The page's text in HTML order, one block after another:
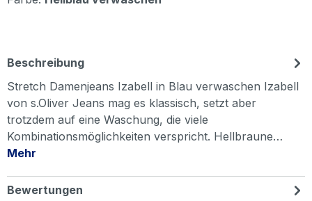
Beschreibung
Stretch Damenjeans Izabell in Blau verwaschen Izabell
von s.Oliver Jeans mag es klassisch, setzt aber
trotzdem auf eine Waschung, die viele
Kombinationsmöglichkeiten verspricht. Hellbraune…
Mehr
Bewertungen